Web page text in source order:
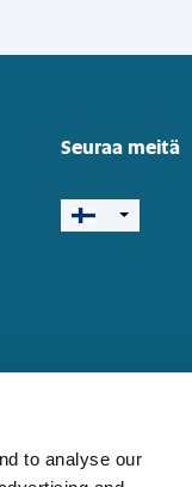
to analyse our
Seuraa meitä